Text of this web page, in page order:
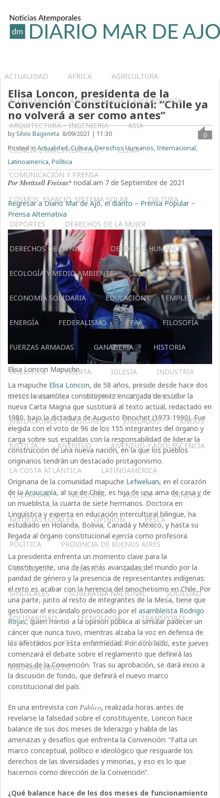
ACTUALIDAD AFRICA AGRICULTURA
ALQUILERES ANTROPOLOGÍA Y ARQUEOLOGÍA
ARQUITECTURA – INGENIERIA ASIA
CIENCIA E INVESTIGACIÓN CLIMA
COMUNICACIÓN Y PRENSA
COSMOS, ESPACIO, SISTEMA SOLAR CULTURA
DEPORTES DERECHOS DE LA MUJER
DERECHOS DE LA NIÑEZ DERECHOS HUMANOS
ECOLOGÍA Y MEDIO AMBIENTE ECONOMÍA
ECONOMÍA SOLIDARIA EDUCACIÓN EMPLEO
ENERGÍA FEDERALISMO FFAA FILOSOFÍA
FUERZAS ARMADAS GANADERIA HISTORIA
HOLÍSTICA HUERTA IGLESIA INDUSTRIA
INTERNACIONAL INTERNET – CONECTIVIDAD
JUBILACIONES Y PENSIONES JUBILADOS JUEGOS
JUSTICIA JUVENTUD JUVENTUD Y ADOLESCENCIA
LA COSTA ATLÁNTICA LATINOAMERICA
LITERATURA MEDICINA MILITAR MINERIA
NOTICIAS LOCALES OPINIÓN PESCA
POLÍTICA PROVINCIA DE BUENOS AIRES
PSICOLOGÍA RELIGIÓN SALUD
SINDICALES SOBERANÍA NACIONAL SOCIEDAD
SOLIDARIDAD TECNOLOGÍA TRANSPORTE
TURISMO UTT V SECCIÓN ELECTORAL
VÍAS NAVEGABLES
Elisa Loncon, presidenta de la
Convención Constitucional: “Chile ya
no volverá a ser como antes”
by Silvio Bageneta 8/09/2021 | 11:30
0
Posted inActualidad,Cultura,Derechos Humanos,Internacional,
Latinoamerica,Política
Por Meritxell Freixas* nodal.am 7 de Septiembre de 2021
Regresar a Diario Mar de Ajó, el diarito – Prensa Popular –
Prensa Alternativa
Elisa Loncon Mapuche
La mapuche Elisa Loncon, de 58 años, preside desde hace dos
meses la asamblea constituyente encargada de escribir la
nueva Carta Magna que sustituirá al texto actual, redactado en
1980, bajo la dictadura de Augusto Pinochet (1973-1990). Fue
elegida con el voto de 96 de los 155 integrantes del órgano y
carga sobre sus espaldas con la responsabilidad de liderar la
construcción de una nueva nación, en la que los pueblos
originarios tendrán un destacado protagonismo.
Originaria de la comunidad mapuche Lefweluan, en el corazón
de laAraucanía, al sur de Chile, es hija de una ama de casa y de
un mueblista; la cuarta de siete hermanos. Doctora en
Lingüística y experta en educación intercultural bilingüe, ha
estudiado en Holanda, Bolivia, Canadá y México, y hasta su
llegada al órgano constitucional ejercía como profesora.
La presidenta enfrenta un momento clave para la
Constituyente, una de las más avanzadas del mundo por la
paridad de género y la presencia de representantes indígenas:
el reto es acabar con la herencia del pinochetismo en Chile. Por
una parte, junto al resto de integrantes de la Mesa, tiene que
gestionar el escándalo provocado por elasambleísta Rodrigo
Rojas, quien mintió a la opinión pública al simular padecer un
cáncer que nunca tuvo, mientras alzaba la voz en defensa de
los afectados por esta enfermedad. Por otro lado, este jueves
comenzará el debate sobre el reglamento que definirá las
normas de la Convención. Tras su aprobación, se dará inicio a
la discusión de fondo, que definirá el nuevo marco
constitucional del país.
En una entrevista conPúblico, realizada horas antes de
revelarse la falsedad sobre el constituyente, Loncon hace
balance de sus dos meses de liderazgo y habla de las
amenazas y desafíos que enfrenta la Convención: “Falta un
marco conceptual, político e ideológico que resguarde los
derechos de las diversidades y minorías, y eso es lo que
hacemos como dirección de la Convención”.
¿Qué balance hace de los dos meses de funcionamiento